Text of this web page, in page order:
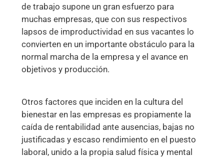
de trabajo supone un gran esfuerzo para
muchas empresas, que con sus respectivos
lapsos de improductividad en sus vacantes lo
convierten en un importante obstáculo para la
normal marcha de la empresa y el avance en
objetivos y producción.
Otros factores que inciden en la cultura del
bienestar en las empresas es propiamente la
caída de rentabilidad ante ausencias, bajas no
justificadas y escaso rendimiento en el puesto
laboral, unido a la propia salud física y mental